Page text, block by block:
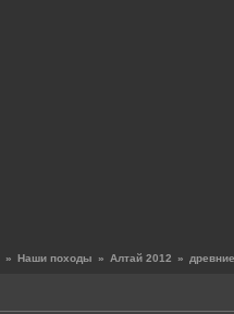
» Наши походы » Алтай 2012 »